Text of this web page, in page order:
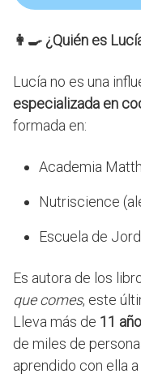
👩‍🍳 ¿Quién es
Lucía no es una
especializada en
formada en:
Academia
Nutriscience
Escuela de
Es autora de los
que comes, este
Lleva más de 11
de miles de
aprendido con ella